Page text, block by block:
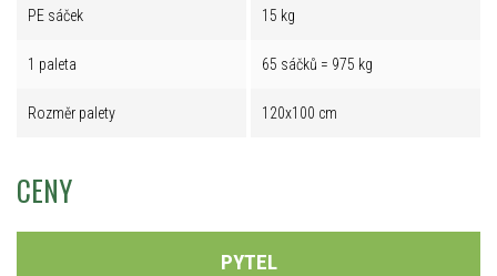
PE sáček 15 kg
1 paleta 65 sáčků = 975 kg
Rozměr palety 120x100 cm
CENY
PYTEL